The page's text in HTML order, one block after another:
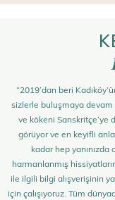
“2019’dan beri
sizlerle buluşmaya devam
ve kökeni Sanskritçe’ye
görüyor ve en keyifli
kadar hep
harmanlanmış
ile ilgili bilgi alışverişinin
için çalışıyoruz. Tüm